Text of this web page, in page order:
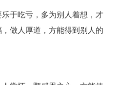
于吃亏，多为别人着想，才
做人厚道，方能得到别人的